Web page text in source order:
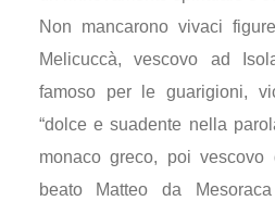
Non mancarono vivaci
Melicuccà, vescovo ad
famoso per le guarigioni,
“dolce e suadente nella
monaco greco, poi vescovo
beato Matteo da